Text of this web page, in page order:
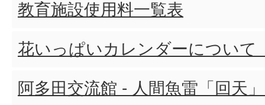
教育施設使用料一覧表
花いっぱいカレンダーについて
阿多田交流館 - 人間魚雷「回天